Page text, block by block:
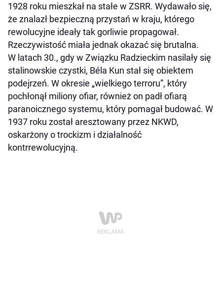
1928 roku mieszkał na stałe w ZSRR. Wydawało się,
że znalazł bezpieczną przystań w kraju, którego
rewolucyjne ideały tak gorliwie propagował.
Rzeczywistość miała jednak okazać się brutalna.
W latach 30., gdy w Związku Radzieckim nasilały się
stalinowskie czystki, Béla Kun stał się obiektem
podejrzeń. W okresie „wielkiego terroru”, który
pochłonął miliony ofiar, również on padł ofiarą
paranoicznego systemu, który pomagał budować. W
1937 roku został aresztowany przez NKWD,
oskarżony o trockizm i działalność
kontrrewolucyjną.